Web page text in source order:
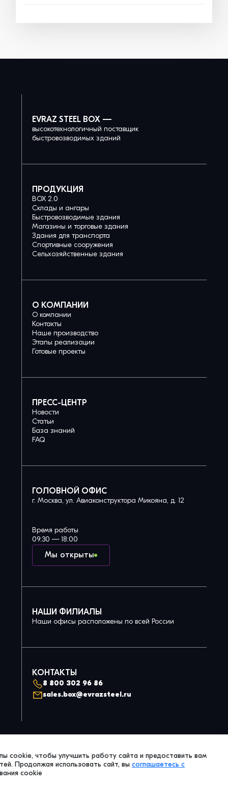
cookie, чтобы улучшить работу сайта и предоставить вам
Продолжая использовать сайт, вы соглашаетесь с
cookie
EVRAZ STEEL BOX —
высокотехнологичный поставщик
быстровозводимых зданий
ПРОДУКЦИЯ
BOX 2.0
Склады и ангары
Быстровозводимые здания
Магазины и торговые здания
Здания для транспорта
Спортивные сооружения
Сельхозяйственные здания
О КОМПАНИИ
О компании
Контакты
Наше производство
Этапы реализации
Готовые проекты
ПРЕСС-ЦЕНТР
Новости
Статьи
База знаний
FAQ
ГОЛОВНОЙ ОФИС
г. Москва, ул. Авиаконструктора Микояна, д. 12
Мы открыты
Время работы
09:30 — 18:00
НАШИ ФИЛИАЛЫ
Наши офисы расположены по всей России
КОНТАКТЫ
8 800 302 96 86
sales.box@evrazsteel.ru
© 2026 Evraz Steel Box. All Right Reserved.